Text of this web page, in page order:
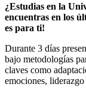
¿Estudias en la
encuentras en los
es para ti!
Durante 3 días
bajo metodologías
claves como
emociones,